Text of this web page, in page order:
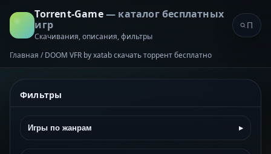
Torrent-Game— каталог бесплатных
игр
Скачивания, описания, фильтры
Главная / DOOM VFR by xatab скачать торрент бесплатно
Фильтры
Игры по жанрам ▸